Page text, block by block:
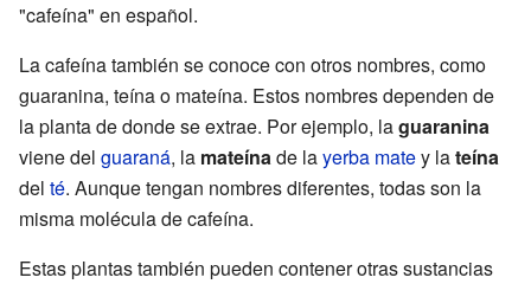
"cafeína" en español.
La cafeína también se conoce con otros nombres, como
guaranina, teína o mateína. Estos nombres dependen de
la planta de donde se extrae. Por ejemplo, laguaranina
viene del guaraná, la mateínade layerba matey lateína
del té. Aunque tengan nombres diferentes, todas son la
misma molécula de cafeína.
Estas plantas también pueden contener otras sustancias